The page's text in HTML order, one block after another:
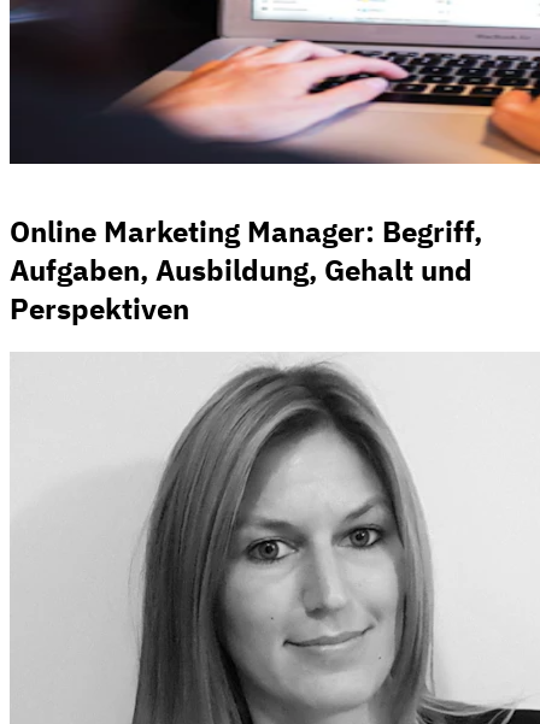
Online Marketing Manager: Begriff,
Aufgaben, Ausbildung, Gehalt und
Perspektiven